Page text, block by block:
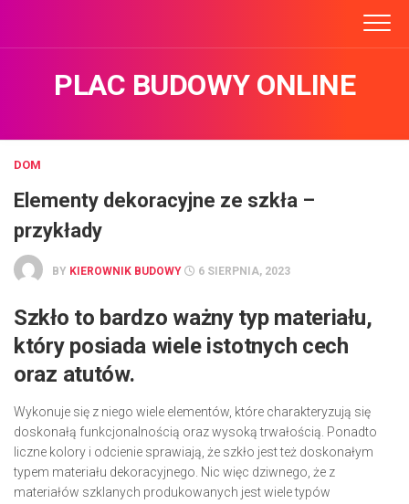
content
PLAC BUDOWY ONLINE
DOM
Elementy dekoracyjne ze szkła –
przykłady
BY KIEROWNIK BUDOWY 6 SIERPNIA, 2023
Szkło to bardzo ważny typ materiału,
który posiada wiele istotnych cech
oraz atutów.
Wykonuje się z niego wiele elementów, które charakteryzują się
doskonałą funkcjonalnością oraz wysoką trwałością. Ponadto
liczne kolory i odcienie sprawiają, że szkło jest też doskonałym
typem materiału dekoracyjnego. Nic więc dziwnego, że z
materiałów szklanych produkowanych jest wiele typów